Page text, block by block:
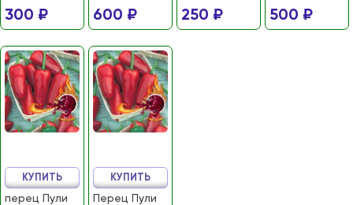
300 ₽ 600 ₽ 250 ₽ 500 ₽
перец Пули
КУПИТЬ
Перец Пули
КУПИТЬ